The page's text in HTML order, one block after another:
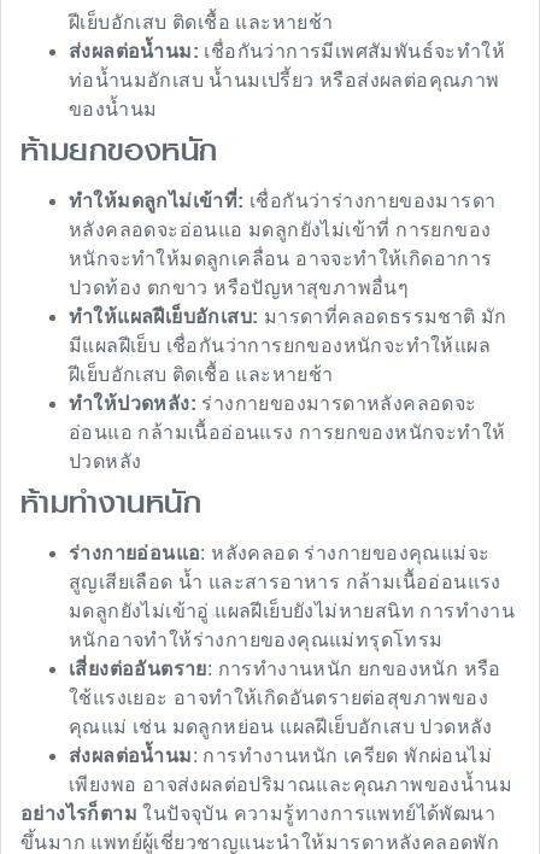
ฝีเย็บอักเสบ ติดเชื้อ และหายช้า
ส่งผลต่อน้ำนม: เชื่อกันว่าการมีเพศสัมพันธ์จะทำให้
ท่อน้ำนมอักเสบ น้ำนมเปรี้ยว หรือส่งผลต่อคุณภาพ
ของน้ำนม
ห้ามยกของหนัก
ทำให้มดลูกไม่เข้าที่: เชื่อกันว่าร่างกายของมารดา
หลังคลอดจะอ่อนแอ มดลูกยังไม่เข้าที่ การยกของ
หนักจะทำให้มดลูกเคลื่อน อาจจะทำให้เกิดอาการ
ปวดท้อง ตกขาว หรือปัญหาสุขภาพอื่นๆ
ทำให้แผลฝีเย็บอักเสบ: มารดาที่คลอดธรรมชาติ มัก
มีแผลฝีเย็บ เชื่อกันว่าการยกของหนักจะทำให้แผล
ฝีเย็บอักเสบ ติดเชื้อ และหายช้า
ทำให้ปวดหลัง: ร่างกายของมารดาหลังคลอดจะ
อ่อนแอ กล้ามเนื้ออ่อนแรง การยกของหนักจะทำให้
ปวดหลัง
ห้ามทำงานหนัก
ร่างกายอ่อนแอ: หลังคลอด ร่างกายของคุณแม่จะ
สูญเสียเลือด น้ำ และสารอาหาร กล้ามเนื้ออ่อนแรง
มดลูกยังไม่เข้าอู่ แผลฝีเย็บยังไม่หายสนิท การทำงาน
หนักอาจทำให้ร่างกายของคุณแม่ทรุดโทรม
เสี่ยงต่ออันตราย: การทำงานหนัก ยกของหนัก หรือ
ใช้แรงเยอะ อาจทำให้เกิดอันตรายต่อสุขภาพของ
คุณแม่ เช่น มดลูกหย่อน แผลฝีเย็บอักเสบ ปวดหลัง
ส่งผลต่อน้ำนม: การทำงานหนัก เครียด พักผ่อนไม่
เพียงพอ อาจส่งผลต่อปริมาณและคุณภาพของน้ำนม
อย่างไรก็ตาม ในปัจจุบัน ความรู้ทางการแพทย์ได้พัฒนา
ขึ้นมาก แพทย์ผู้เชี่ยวชาญแนะนำให้มารดาหลังคลอดพัก